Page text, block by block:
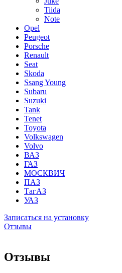
Tiida
Note
Opel
Peugeot
Porsche
Renault
Seat
Skoda
Ssang Young
Subaru
Suzuki
Tank
Tenet
Toyota
Volkswagen
Volvo
ВАЗ
ГАЗ
МОСКВИЧ
ПАЗ
ТагАЗ
УАЗ
Записаться на установку
Отзывы
Отзывы